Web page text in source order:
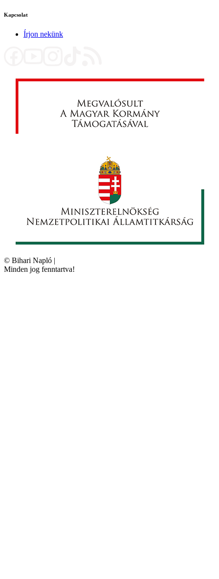
Kapcsolat
Írjon nekünk
© Bihari Napló |
Minden jog fenntartva!